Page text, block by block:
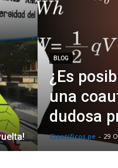
BLOG
¿Es
una
dudosa
Cientificos.pe - 29